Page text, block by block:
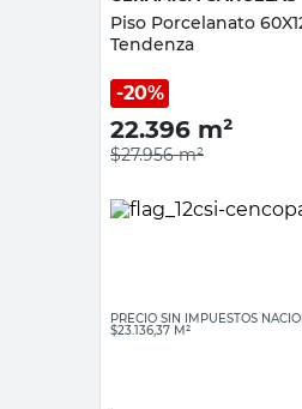
Piso Porcelanato
Tendenza
20%
22.396 m²
$27.956m²
PRECIO SIN IMPUESTOS
$23.136,37 M²